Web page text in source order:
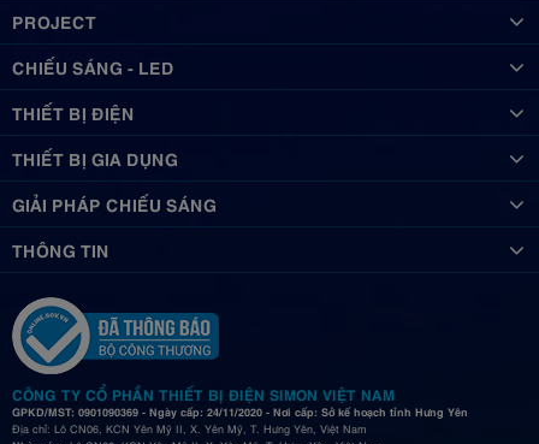
PROJECT
CHIẾU SÁNG - LED
THIẾT BỊ ĐIỆN
THIẾT BỊ GIA DỤNG
GIẢI PHÁP CHIẾU SÁNG
THÔNG TIN
CÔNG TY CỔ PHẦN THIẾT BỊ ĐIỆN SIMON VIỆT NAM
GPKD/MST: 0901090369 - Ngày cấp: 24/11/2020 - Nơi cấp: Sở kế hoạch tỉnh Hưng Yên
Địa chỉ: Lô CN06, KCN Yên Mỹ II, X. Yên Mỹ, T. Hưng Yên, Việt Nam